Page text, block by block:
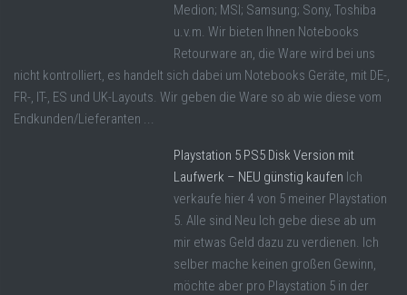
Medion; MSI; Samsung; Sony, Toshiba
u.v.m. Wir bieten Ihnen Notebooks
Retourware an, die Ware wird bei uns
nicht kontrolliert, es handelt sich dabei um Notebooks Geräte, mit DE-,
FR-, IT-, ES und UK-Layouts. Wir geben die Ware so ab wie diese vom
Endkunden/Lieferanten ...
Playstation 5 PS5 Disk Version mit
Laufwerk – NEU günstig kaufen Ich
verkaufe hier 4 von 5 meiner Playstation
5. Alle sind Neu Ich gebe diese ab um
mir etwas Geld dazu zu verdienen. Ich
selber mache keinen großen Gewinn,
möchte aber pro Playstation 5 in der